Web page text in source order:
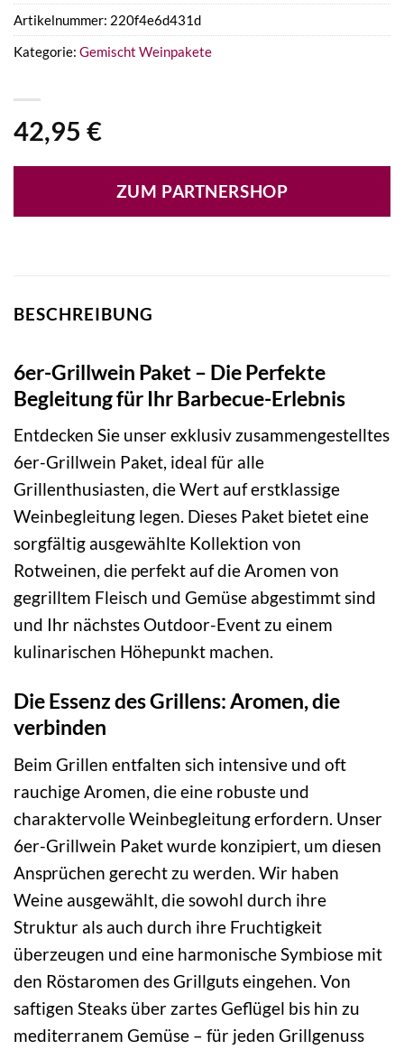
42,95 €
ZUM PARTNERSHOP
Artikelnummer: 220f4e6d431d
Kategorie: Gemischt Weinpakete
BESCHREIBUNG
6er-Grillwein Paket – Die Perfekte
Begleitung für Ihr Barbecue-Erlebnis
Entdecken Sie unser exklusiv zusammengestelltes
6er-Grillwein Paket, ideal für alle
Grillenthusiasten, die Wert auf erstklassige
Weinbegleitung legen. Dieses Paket bietet eine
sorgfältig ausgewählte Kollektion von
Rotweinen, die perfekt auf die Aromen von
gegrilltem Fleisch und Gemüse abgestimmt sind
und Ihr nächstes Outdoor-Event zu einem
kulinarischen Höhepunkt machen.
Die Essenz des Grillens: Aromen, die
verbinden
Beim Grillen entfalten sich intensive und oft
rauchige Aromen, die eine robuste und
charaktervolle Weinbegleitung erfordern. Unser
6er-Grillwein Paket wurde konzipiert, um diesen
Ansprüchen gerecht zu werden. Wir haben
Weine ausgewählt, die sowohl durch ihre
Struktur als auch durch ihre Fruchtigkeit
überzeugen und eine harmonische Symbiose mit
den Röstaromen des Grillguts eingehen. Von
saftigen Steaks über zartes Geflügel bis hin zu
mediterranem Gemüse – für jeden Grillgenuss